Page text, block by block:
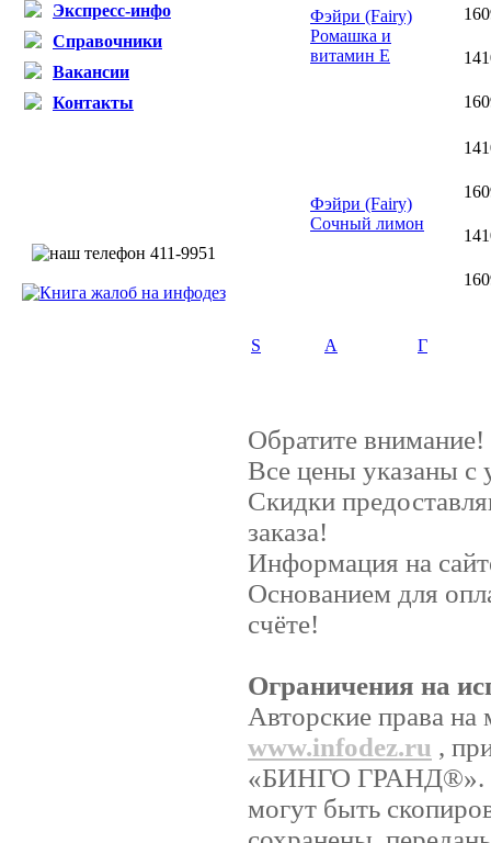
Экспресс-инфо
Справочники
Вакансии
Контакты
Фэйри (Fairy)
Ромашка и
витамин Е
Фэйри (Fairy)
Сочный лимон
S А Г
Обратите внимание!
Все цены указаны
Скидки
заказа!
Информация на
Основанием для
счёте!
Ограничения на
Авторские права
www.infodez.ru ,
«БИНГО ГРАНД®».
могут быть